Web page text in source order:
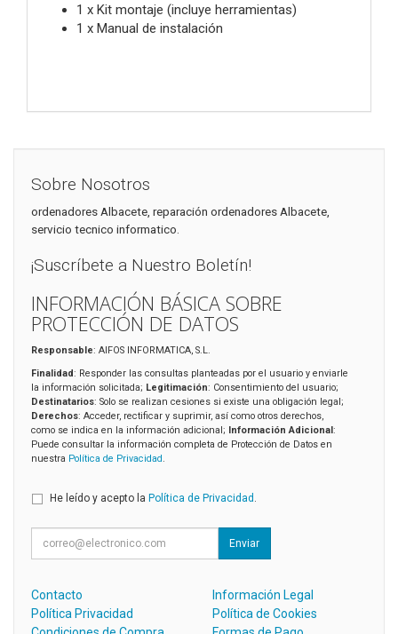
1 x Kit montaje (incluye herramientas)
1 x Manual de instalación
Sobre Nosotros
ordenadores Albacete, reparación ordenadores Albacete,
servicio tecnico informatico.
¡Suscríbete a Nuestro Boletín!
INFORMACIÓN BÁSICA SOBRE
PROTECCIÓN DE DATOS
Responsable: AIFOS INFORMATICA, S.L.
Finalidad: Responder las consultas planteadas por el usuario y enviarle
la información solicitada; Legitimación: Consentimiento del usuario;
Destinatarios: Solo se realizan cesiones si existe una obligación legal;
Derechos: Acceder, rectificar y suprimir, así como otros derechos,
como se indica en la información adicional;
Información Adicional :
Puede consultar la información completa de Protección de Datos en
nuestra Política de Privacidad .
He leído y acepto la Política de Privacidad
Enviar
Contacto
Información Legal
Política Privacidad
Política de Cookies